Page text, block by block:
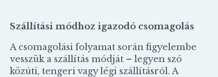
Szállítási módhoz igazodó csomagolás
A csomagolási folyamat során figyelembe
vesszük a szállítás módját – legyen szó
közúti, tengeri vagy légi szállításról. A